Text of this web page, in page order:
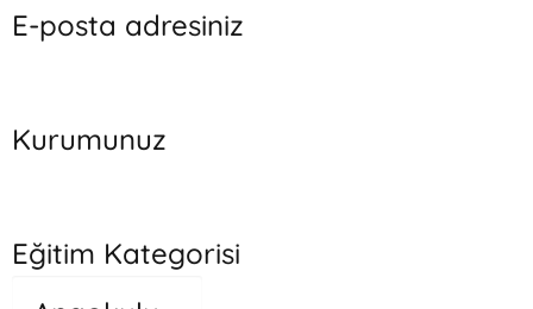
E-posta adresiniz
Kurumunuz
Eğitim Kategorisi